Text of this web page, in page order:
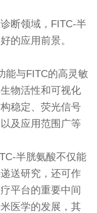
断领域，FITC-半
的应用前景。
能与FITC的高灵敏
物活性和可视化
稳定、荧光信号
及应用范围广等
半胱氨酸不仅能
送研究，还可作
平台的重要中间
医学的发展，其